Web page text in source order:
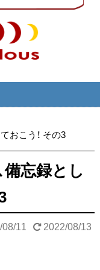
おこう！ その3
忘録とし
11 2022/08/13